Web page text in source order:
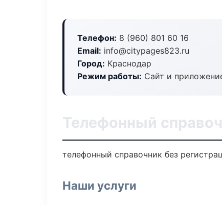
Телефон: 8 (960) 801 60 16
Email: info@citypages823.ru
Город: Краснодар
Режим работы: Сайт и
Телефонный
телефонный справочник без
Наши услуги